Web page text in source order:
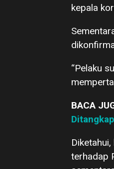
kepala
“Pelaku
BACA
terhadap